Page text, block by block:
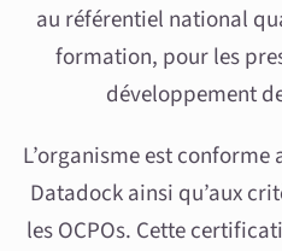
au référentiel national
formation, pour les
développement
L’organisme est
Datadock ainsi qu’aux
les OCPOs. Cette